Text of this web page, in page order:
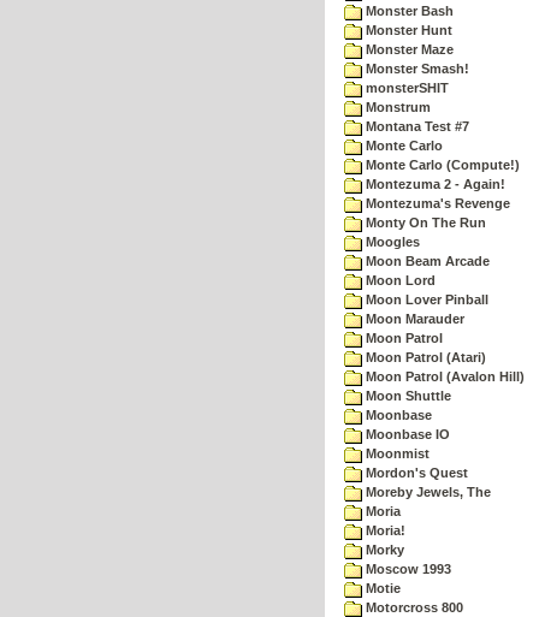
Monster Bash
Monster Hunt
Monster Maze
Monster Smash!
monsterSHIT
Monstrum
Montana Test #7
Monte Carlo
Monte Carlo (Compute!)
Montezuma 2 - Again!
Montezuma's Revenge
Monty On The Run
Moogles
Moon Beam Arcade
Moon Lord
Moon Lover Pinball
Moon Marauder
Moon Patrol
Moon Patrol (Atari)
Moon Patrol (Avalon Hill)
Moon Shuttle
Moonbase
Moonbase IO
Moonmist
Mordon's Quest
Moreby Jewels, The
Moria
Moria!
Morky
Moscow 1993
Motie
Motorcross 800